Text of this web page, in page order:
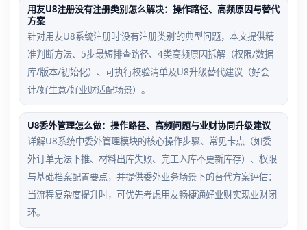
用友U8注册没有注册类别怎么解决：操作路径、高频原因与替代
方案
针对用友U8系统注册时‘没有注册类别’的典型问题，本文提供精
准判断方法、5步最短排查路径、4类高频原因拆解（权限/数据
库/版本/初始化）、可执行校验清单及U8升级替代建议（好会
计/好生意/好业财适配场景）。
U8委外管理怎么做：操作路径、高频问题与业财协同升级建议
详解U8系统中委外管理模块的核心操作步骤、常见卡点（如委
外订单无法下推、材料出库失败、完工入库不更新库存）、权限
与基础档案配置要点，并提供委外业务场景下的替代方案评估：
当流程复杂度提升时，可优先考虑用友畅捷通好业财实现业财闭
环。